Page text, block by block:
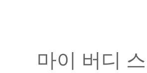
마이 버디